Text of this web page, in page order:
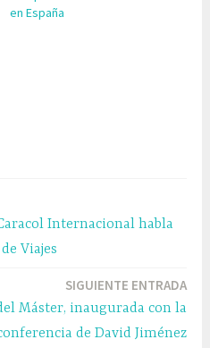
en España
Internacional habla
Viajes
SIGUIENTE ENTRADA
Máster, inaugurada con la
de David Jiménez